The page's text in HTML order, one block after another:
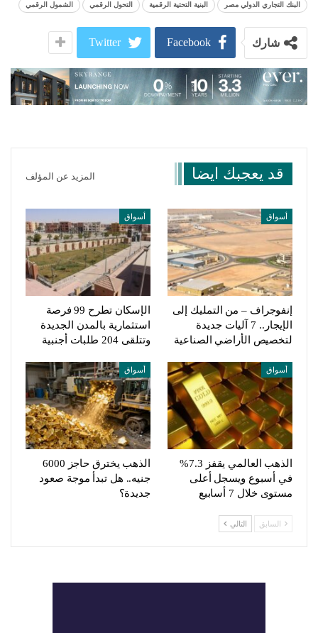
البنك التجاري الدولي مصر البنية التحتية الرقمية التحول الرقمي الشمول الرقمي
شارك Facebook
Twitter
قد يعجبك ايضا المزيد عن المؤلف
أسواق
إنفوجراف – من التمليك إلى
الإيجار.. 7 آليات جديدة
لتخصيص الأراضي الصناعية
أسواق
الإسكان تطرح 99 فرصة
استثمارية بالمدن الجديدة
وتتلقى 204 طلبات أجنبية
أسواق
الذهب العالمي يقفز 7.3%
في أسبوع ويسجل أعلى
مستوى خلال 7 أسابيع
أسواق
الذهب يخترق حاجز 6000
جنيه.. هل تبدأ موجة صعود
جديدة؟
السابق التالي